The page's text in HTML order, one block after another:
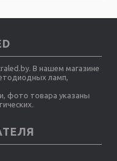
В нашем магазине
ламп,
фото товара указаны